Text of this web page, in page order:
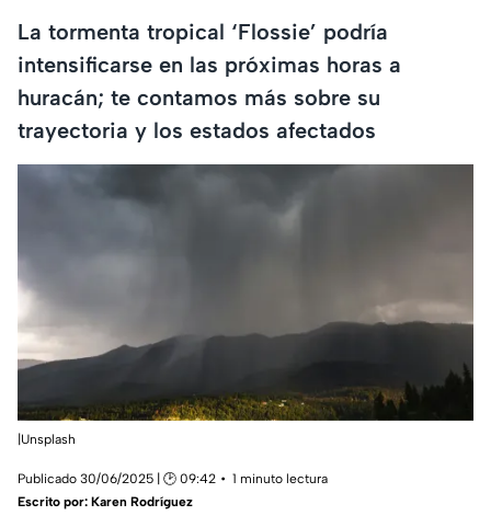
La tormenta tropical ‘Flossie’ podría
intensificarse en las próximas horas a
huracán; te contamos más sobre su
trayectoria y los estados afectados
|Unsplash
Publicado 30/06/2025 | 🕑 09:42
1 minuto lectura
Escrito por: Karen Rodríguez